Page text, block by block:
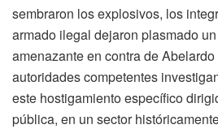
sembraron los explosivos, los
armado ilegal dejaron plasmado
amenazante en contra de
autoridades competentes
este hostigamiento específico
pública, en un sector